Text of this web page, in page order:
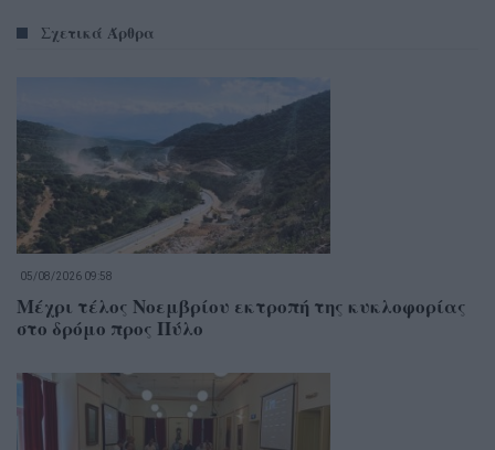
Σχετικά Άρθρα
05/08/2026 09:58
Μέχρι τέλος Νοεμβρίου εκτροπή της κυκλοφορίας
στο δρόμο προς Πύλο